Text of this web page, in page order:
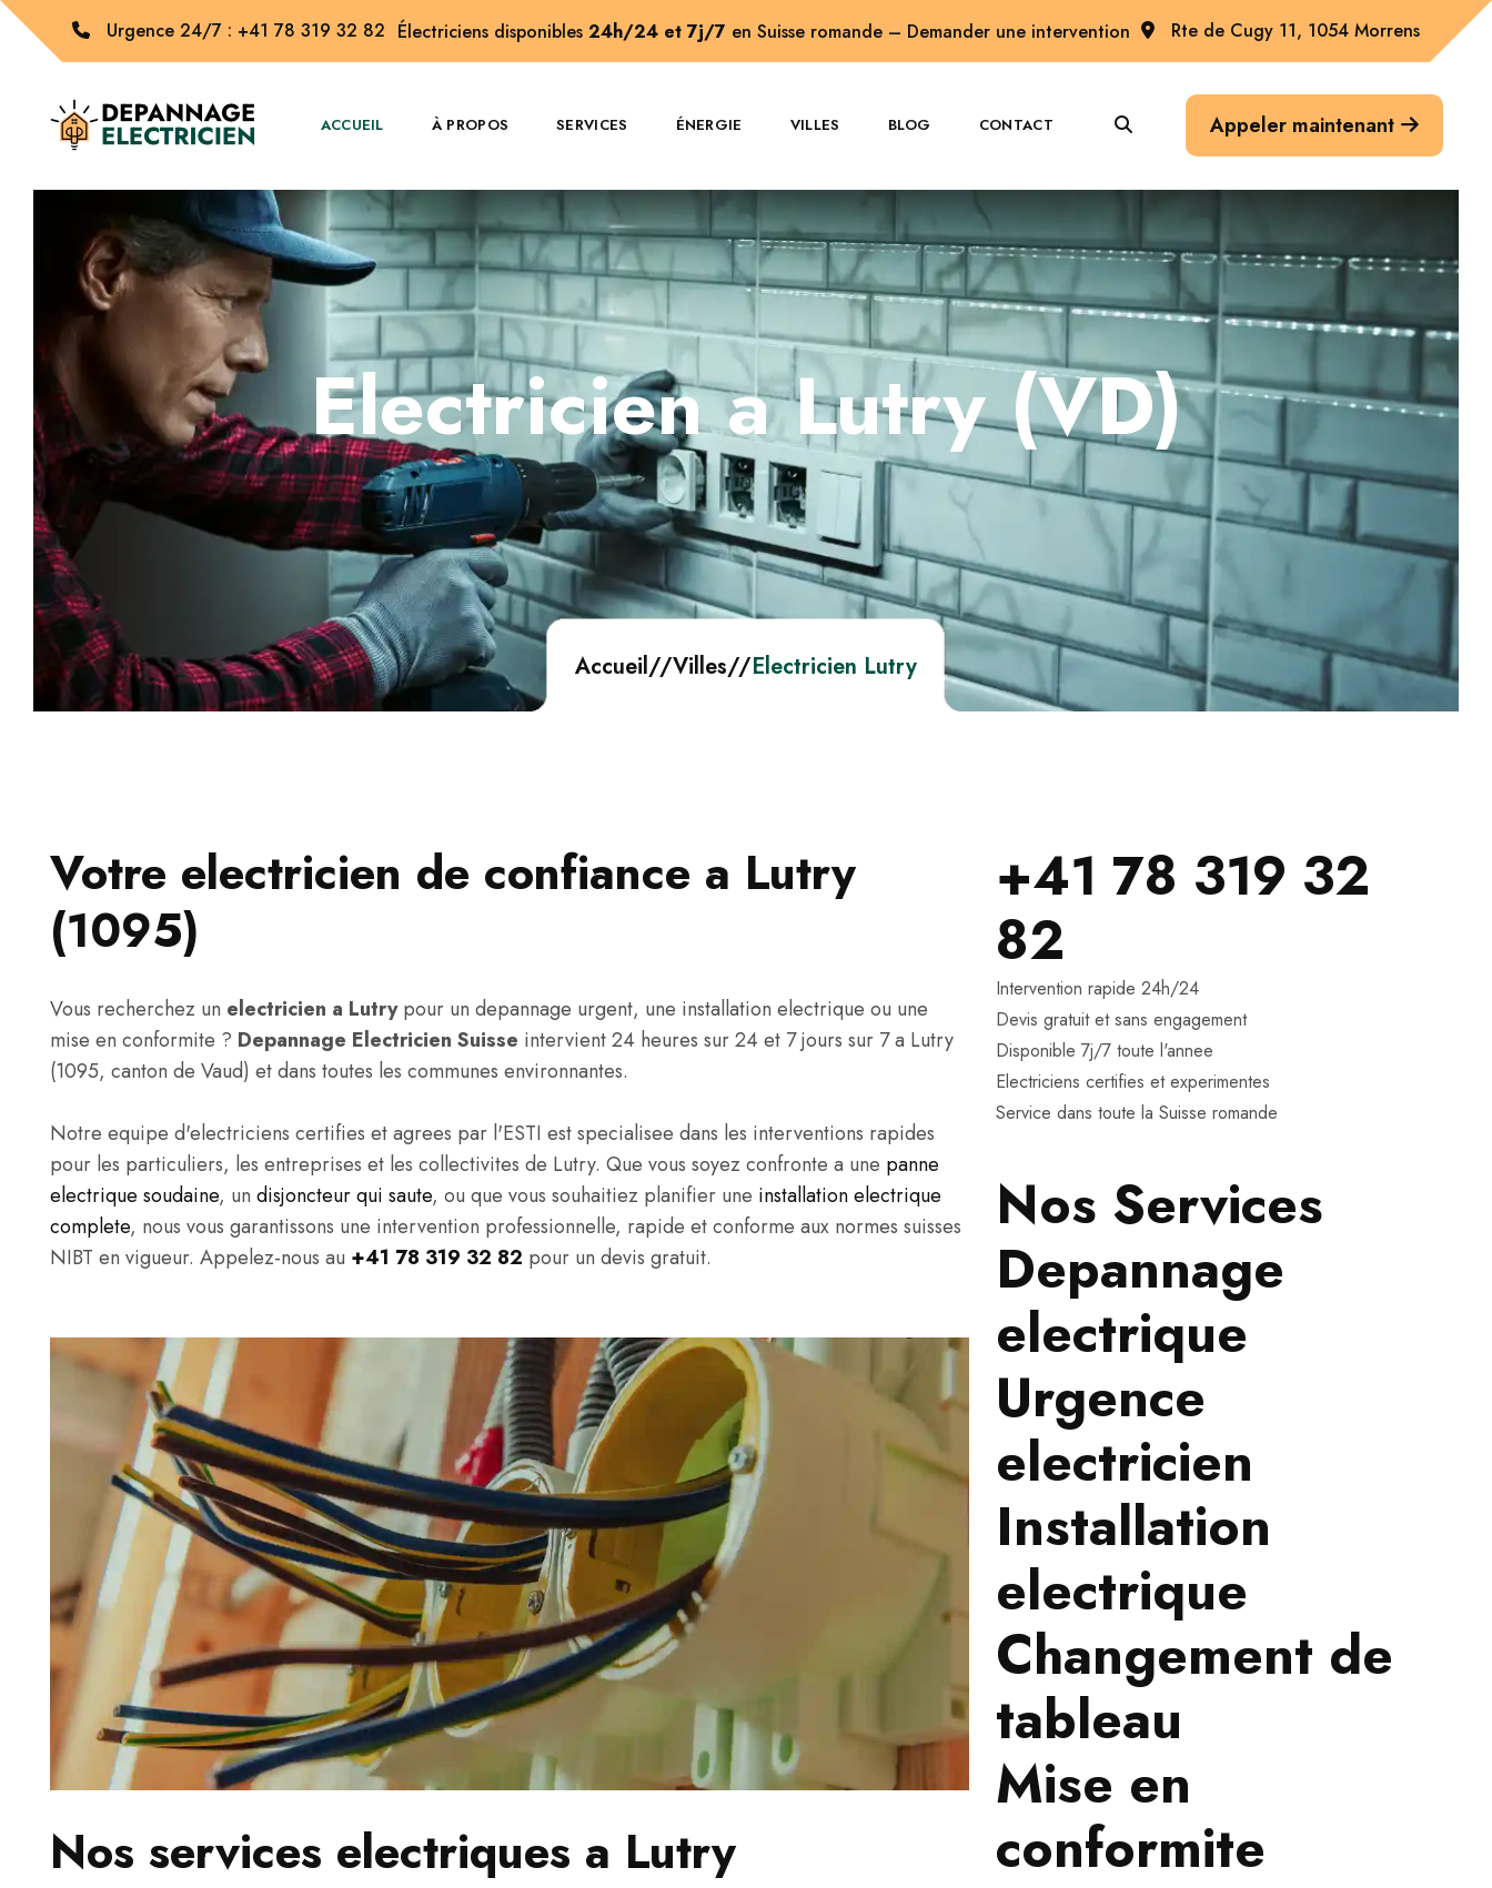
Urgence 24/7 : +41 78 319 32 82 Électriciens disponibles 24h/24 et 7j/7 en Suisse romande – Demander une intervention Rte de Cugy 11, 1054 Morrens
ACCUEIL À PROPOS SERVICES ÉNERGIE VILLES BLOG CONTACT Appeler maintenant
Electricien a Lutry (VD)
Accueil//Villes//Electricien Lutry
Votre electricien de confiance a Lutry
(1095)
Vous recherchez un electricien a Lutrypour un depannage urgent, une installation electrique ou une
mise en conformite ? Depannage Electricien Suisse intervient 24 heures sur 24 et 7 jours sur 7 a Lutry
(1095, canton de Vaud) et dans toutes les communes environnantes.
Notre equipe d'electriciens certifies et agrees par l'ESTI est specialisee dans les interventions rapides
pour les particuliers, les entreprises et les collectivites de Lutry. Que vous soyez confronte a une panne
electrique soudaine, un disjoncteur qui saute, ou que vous souhaitiez planifier une installation electrique
complete, nous vous garantissons une intervention professionnelle, rapide et conforme aux normes suisses
NIBT en vigueur. Appelez-nous au +41 78 319 32 82 pour un devis gratuit.
Nos services electriques a Lutry
+41 78 319 32
82
Intervention rapide 24h/24
Devis gratuit et sans engagement
Disponible 7j/7 toute l'annee
Electriciens certifies et experimentes
Service dans toute la Suisse romande
Nos Services
Depannage
electrique
Urgence
electricien
Installation
electrique
Changement de
tableau
Mise en
conformite